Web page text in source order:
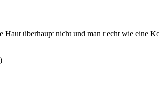
Haut überhaupt nicht und man riecht wie eine